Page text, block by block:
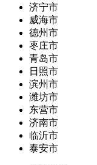
济宁市
威海市
德州市
枣庄市
青岛市
日照市
滨州市
潍坊市
东营市
济南市
临沂市
泰安市